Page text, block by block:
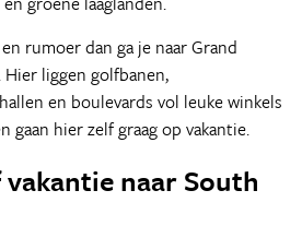
rumoer dan ga je naar Grand
Hier liggen golfbanen,
en boulevards vol leuke winkels
gaan hier zelf graag op vakantie.
naar South